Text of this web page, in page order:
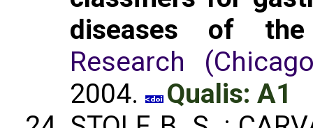
diseases of
Research
2004.
Qualis: A1